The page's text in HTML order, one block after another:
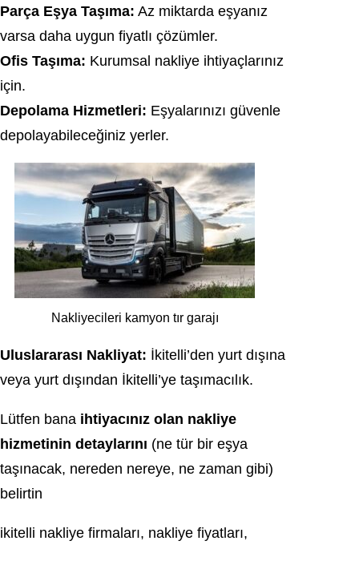
Parça Eşya Taşıma: Az miktarda eşyanız
varsa daha uygun fiyatlı çözümler.
Ofis Taşıma: Kurumsal nakliye ihtiyaçlarınız
için.
Depolama Hizmetleri: Eşyalarınızı güvenle
depolayabileceğiniz yerler.
Nakliyecileri kamyon tır garajı
Uluslararası Nakliyat: İkitelli’den yurt dışına
veya yurt dışından İkitelli’ye taşımacılık.
Lütfen bana ihtiyacınız olan nakliye
hizmetinin detaylarını (ne tür bir eşya
taşınacak, nereden nereye, ne zaman gibi)
belirtin
ikitelli nakliye firmaları, nakliye fiyatları,